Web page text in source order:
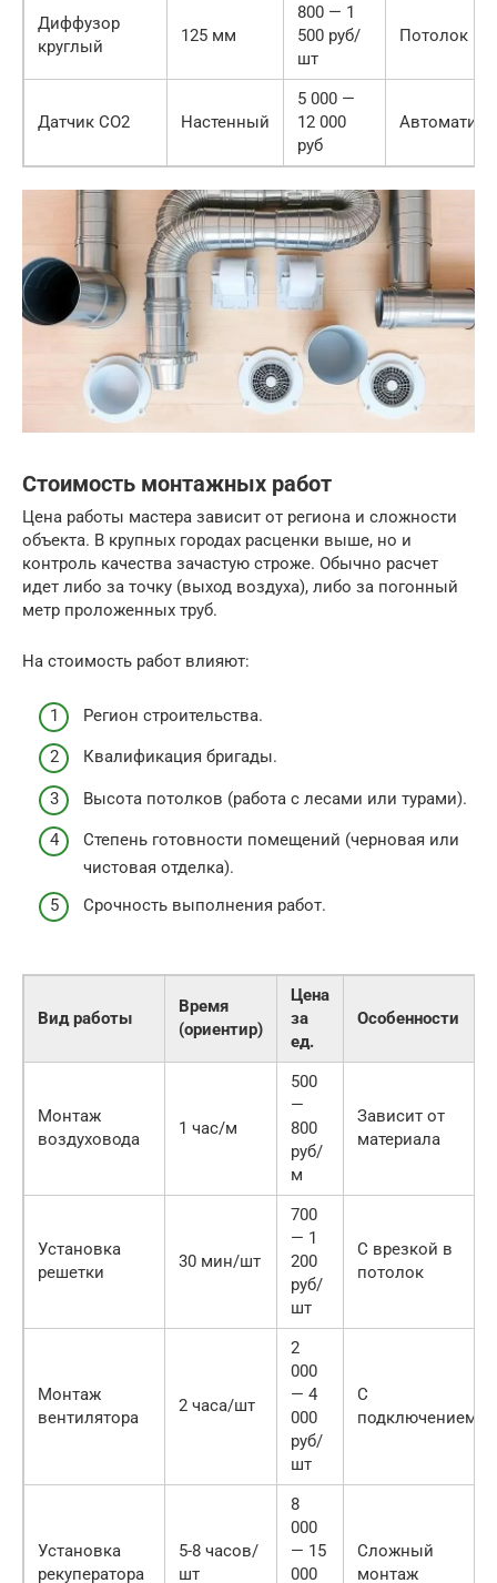
Диффузор
круглый
125 мм
800 — 1
500 руб/
шт
Потолок
Датчик CO2 Настенный
5 000 —
12 000
руб
Автоматика
Стоимость монтажных работ
Цена работы мастера зависит от региона и сложности
объекта. В крупных городах расценки выше, но и
контроль качества зачастую строже. Обычно расчет
идет либо за точку (выход воздуха), либо за погонный
метр проложенных труб.
На стоимость работ влияют:
Регион строительства.
Квалификация бригады.
Высота потолков (работа с лесами или турами).
Степень готовности помещений (черновая или
чистовая отделка).
Срочность выполнения работ.
Вид работы
Время
(ориентир)
Цена
за
ед.
Особенности
Монтаж
воздуховода
1 час/м
500
—
800
руб/
м
Зависит от
материала
Установка
решетки
30 мин/шт
700
— 1
200
руб/
шт
С врезкой в
потолок
Монтаж
вентилятора
2 часа/шт
2
000
— 4
000
руб/
шт
С
подключением
Установка
рекуператора
5-8 часов/
шт
8
000
— 15
000
Сложный
монтаж